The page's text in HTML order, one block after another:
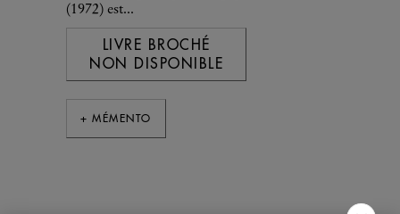
(1972) est...
LIVRE BROCHÉ
NON DISPONIBLE
+ MÉMENTO